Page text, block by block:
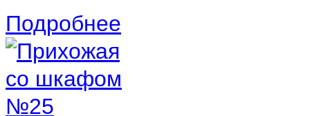
Подробнее